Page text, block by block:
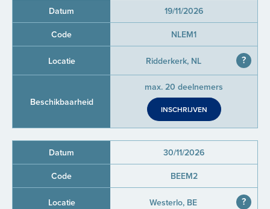
19/11/2026
NLEM1
Ridderkerk, NL
max. 20 deelnemers
INSCHRIJVEN
30/11/2026
BEEM2
Westerlo, BE